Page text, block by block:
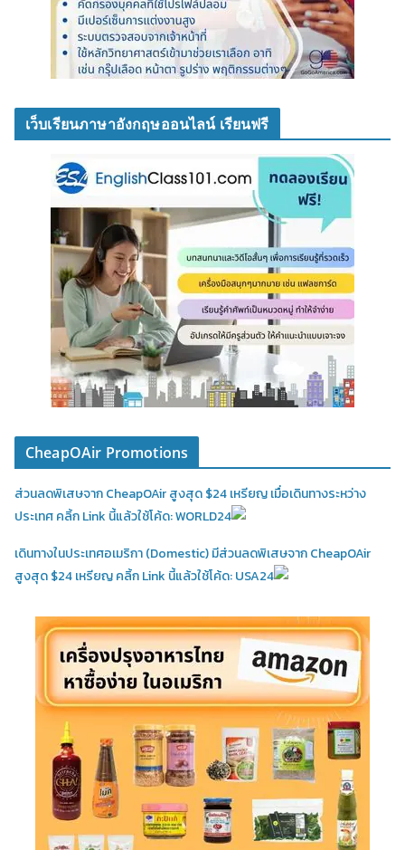
เว็บเรียนภาษาอังกฤษออนไลน์ เรียนฟรี
CheapOAir Promotions
ส่วนลดพิเสษจาก CheapOAir สูงสุด $24 เหรียญ เมื่อเดินทางระหว่าง
ประเทศ คลิ้ก Link นี้แล้วใช้โค้ด: WORLD24
เดินทางในประเทศอเมริกา (Domestic)มีส่วนลดพิเสษจาก CheapOAir
สูงสุด $24 เหรียญ คลิ้ก Link นี้แล้วใช้โค้ด: USA24